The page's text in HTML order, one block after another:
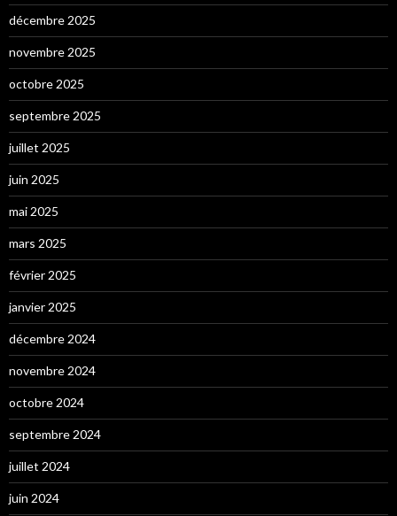
décembre 2025
novembre 2025
octobre 2025
septembre 2025
juillet 2025
juin 2025
mai 2025
mars 2025
février 2025
janvier 2025
décembre 2024
novembre 2024
octobre 2024
septembre 2024
juillet 2024
juin 2024